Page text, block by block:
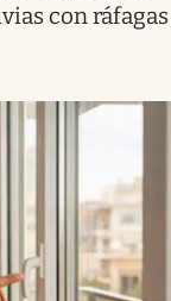
con ráfagas